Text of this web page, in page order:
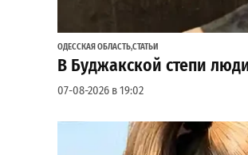
ОДЕССКАЯ ОБЛАСТЬ,СТАТЬИ
В Буджакской степи
07-08-2026 в 19:02